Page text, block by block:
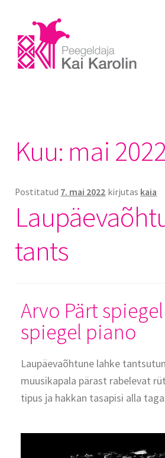
E-portfoolio
Galerii
Minust
Portfoolio
Privaatsuspoliitika
Kuu: mai 2022
Postitatud 7. mai 2022 kirjutas kaia
tants
Arvo Pärt
spiegel piano
Laupäevaõhtune lahke
muusikapala pärast rabelevat
tipus ja hakkan tasapisi alla